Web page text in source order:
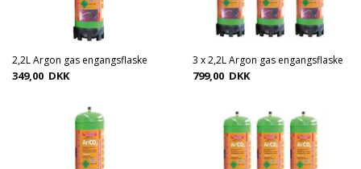
2,2L Argon gas engangsflaske
349,00 DKK
3 x 2,2L Argon gas engangsflaske
799,00 DKK